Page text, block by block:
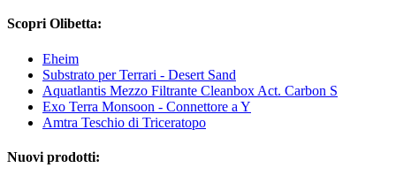
Scopri Olibetta:
Eheim
Substrato per Terrari - Desert Sand
Aquatlantis Mezzo Filtrante Cleanbox Act. Carbon S
Exo Terra Monsoon - Connettore a Y
Amtra Teschio di Triceratopo
Nuovi prodotti: